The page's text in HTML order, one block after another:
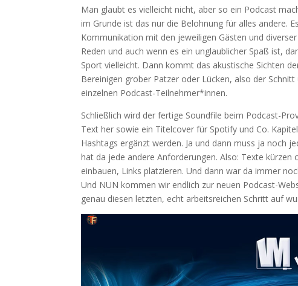
Man glaubt es vielleicht nicht, aber so ein Podcast
im Grunde ist das nur die Belohnung für alles andere.
Kommunikation mit den jeweiligen Gästen und
Reden und auch wenn es ein unglaublicher Spaß ist,
Sport vielleicht. Dann kommt das akustische Sichten
Bereinigen grober Patzer oder Lücken, also der
einzelnen Podcast-Teilnehmer*innen.
Schließlich wird der fertige Soundfile beim Podcast-
Text her sowie ein Titelcover für Spotify und Co.
Hashtags ergänzt werden. Ja und dann muss ja noch
hat da jede andere Anforderungen. Also: Texte
einbauen, Links platzieren. Und dann war da immer
Und NUN kommen wir endlich zur neuen Podcast-
genau diesen letzten, echt arbeitsreichen Schritt auf